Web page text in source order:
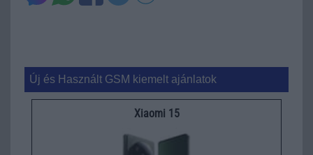
Új és Használt GSM kiemelt ajánlatok
Xiaomi 15